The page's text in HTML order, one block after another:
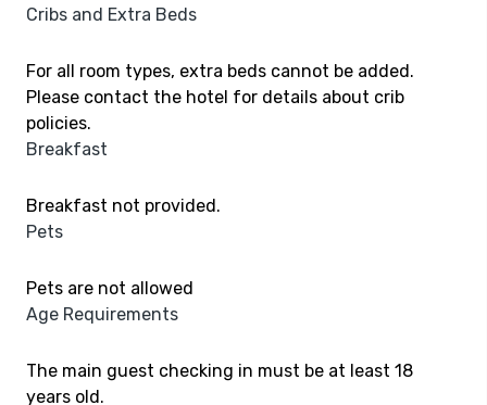
Cribs and Extra Beds
For all room types, extra beds cannot be added.
Please contact the hotel for details about crib
policies.
Breakfast
Breakfast not provided.
Pets
Pets are not allowed
Age Requirements
The main guest checking in must be at least 18
years old.